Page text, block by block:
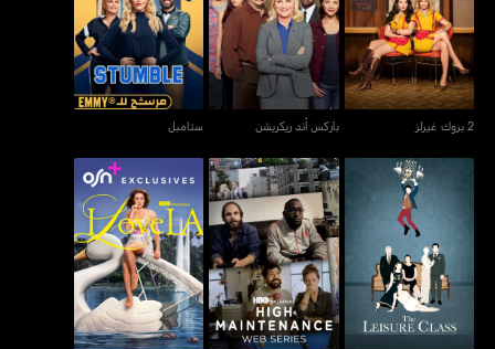
2 بروك غيرلز
2 بروك غيرلز
باركس أند ريكريشن
باركس أند ريكريشن
ستامبل
ستامبل
ذا ليجور كلاس هاي مينتينس ويب سيريس آي لوف إل إيه